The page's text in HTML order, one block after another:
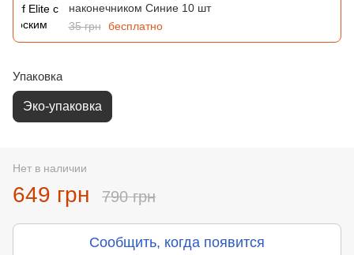
наконечником Синие 10 шт
35 грн бесплатно
Упаковка
Эко-упаковка
Нет в наличии
649 грн 790 грн
Сообщить, когда появится